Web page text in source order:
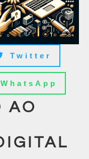
Twitter
WhatsApp
AO